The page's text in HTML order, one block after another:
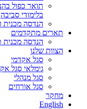
תואר כפול
בלימודי סביבה
הנדסה מכנית
תארים מתקדמים
הנדסה מכנית
הצוות שלנו
סגל אקדמי
גימלאי סגל
סגל מנהלי
סגל אורחים
מחקר
English